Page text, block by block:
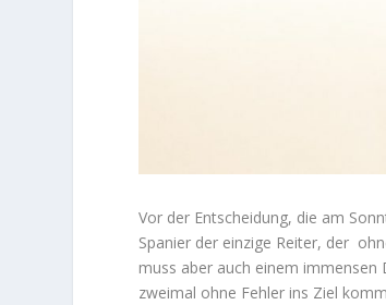
Vor der Entscheidung, die am
Spanier der einzige Reiter, der
muss aber auch einem immensen
zweimal ohne Fehler ins Ziel